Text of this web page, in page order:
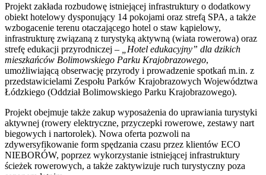
Projekt zakłada rozbudowę istniejącej infrastruktury o dodatkowy
obiekt hotelowy dysponujący 14 pokojami oraz strefą SPA, a także
wzbogacenie terenu otaczającego hotel o staw kąpielowy,
infrastrukturę związaną z turystyką aktywną (wiata rowerowa) oraz
strefę edukacji przyrodniczej –
„Hotel edukacyjny” dla dzikich
mieszkańców Bolimowskiego Parku Krajobrazowego,
umożliwiającą obserwację przyrody i prowadzenie spotkań m.in. z
przedstawicielami Zespołu Parków Krajobrazowych Województwa
Łódzkiego (Oddział Bolimowskiego Parku Krajobrazowego).
Projekt obejmuje także zakup wyposażenia do uprawiania turystyki
aktywnej (rowery elektryczne, przyczepki rowerowe, zestawy nart
biegowych i nartorolek). Nowa oferta pozwoli na
zdywersyfikowanie form spędzania czasu przez klientów ECO
NIEBORÓW, poprzez wykorzystanie istniejącej infrastruktury
ścieżek rowerowych, a także zaktywizuje ruch turystyczny poza